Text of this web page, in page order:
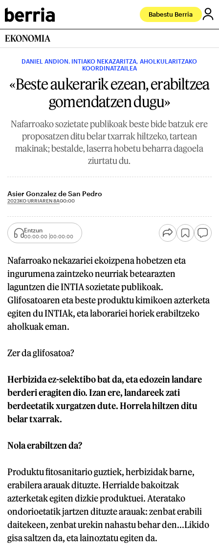
Babestu Berria
EKONOMIA
DANIEL ANDION. INTIAKO NEKAZARITZA, AHOLKULARITZAKO
KOORDINATZAILEA
«Beste aukerarik ezean, erabiltzea
gomendatzen dugu»
Nafarroako sozietate publikoak beste bide batzuk ere
proposatzen ditu belar txarrak hiltzeko, tartean
makinak; bestalde, laserra hobetu beharra dagoela
ziurtatu du.
Asier Gonzalez de San Pedro
2023KO URRIAREN 8A00:00
Entzun
00:00:00 00:00:00
Nafarroako nekazariei ekoizpena hobetzen eta
ingurumena zaintzeko neurriak betearazten
laguntzen die INTIA sozietate publikoak.
Glifosatoaren eta beste produktu kimikoen azterketa
egiten du INTIAk, eta laborariei horiek erabiltzeko
aholkuak eman.
Zer da glifosatoa?
Herbizida ez-selektibo bat da, eta edozein landare
berderi eragiten dio. Izan ere, landareek zati
berdeetatik xurgatzen dute. Horrela hiltzen ditu
belar txarrak.
Nola erabiltzen da?
Produktu fitosanitario guztiek, herbizidak barne,
erabilera arauak dituzte. Herrialde bakoitzak
azterketak egiten dizkie produktuei. Ateratako
ondorioetatik jartzen dituzte arauak: zenbat erabili
daitekeen, zenbat urekin nahastu behar den...Likido
gisa saltzen da, eta lainoztatu egiten da.